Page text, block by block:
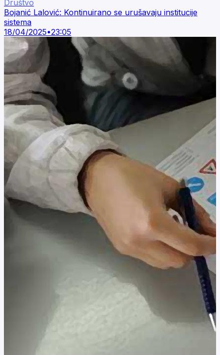
Društvo
Bojanić Lalović: Kontinuirano se urušavaju institucije
sistema
18/04/2025•23:05